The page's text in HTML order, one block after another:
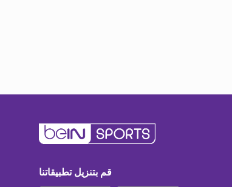
قم بتنزيل تطبيقاتنا